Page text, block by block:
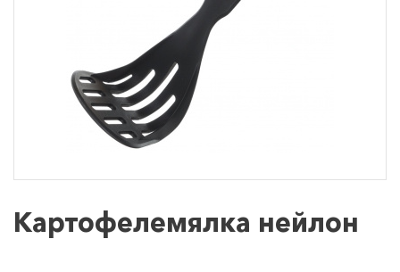
Картофелемялка нейлон